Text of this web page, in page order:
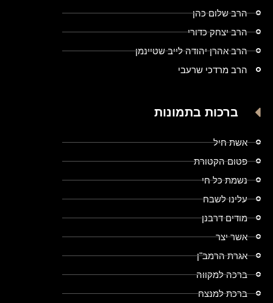
הרב שלום כהן
הרב יצחק כדורי
הרב אהרן יהודה לייב שטיינמן
הרב מרדכי שרעבי
ברכות בתמונות
אשת חיל
פטום הקטורת
נשמת כל חי
עלינו לשבח
מודים דרבנן
אשר יצר
אגרת הרמב"ן
ברכה למקווה
ברכת למנצח